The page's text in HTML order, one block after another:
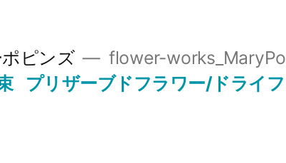
ピンズ
flower-
プリザーブドフラワー/ドライ